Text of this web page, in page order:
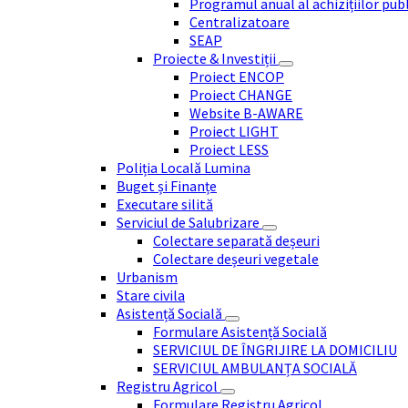
Programul anual al achizițiilor
Centralizatoare
SEAP
Proiecte & Investiții
Proiect ENCOP
Proiect CHANGE
Website B-AWARE
Proiect LIGHT
Proiect LESS
Poliția Locală Lumina
Buget și Finanțe
Executare silită
Serviciul de Salubrizare
Colectare separată deșeuri
Colectare deșeuri vegetale
Urbanism
Stare civila
Asistență Socială
Formulare Asistență Socială
SERVICIUL DE ÎNGRIJIRE LA DOMICILIU
SERVICIUL AMBULANȚA SOCIALĂ
Registru Agricol
Formulare Registru Agricol